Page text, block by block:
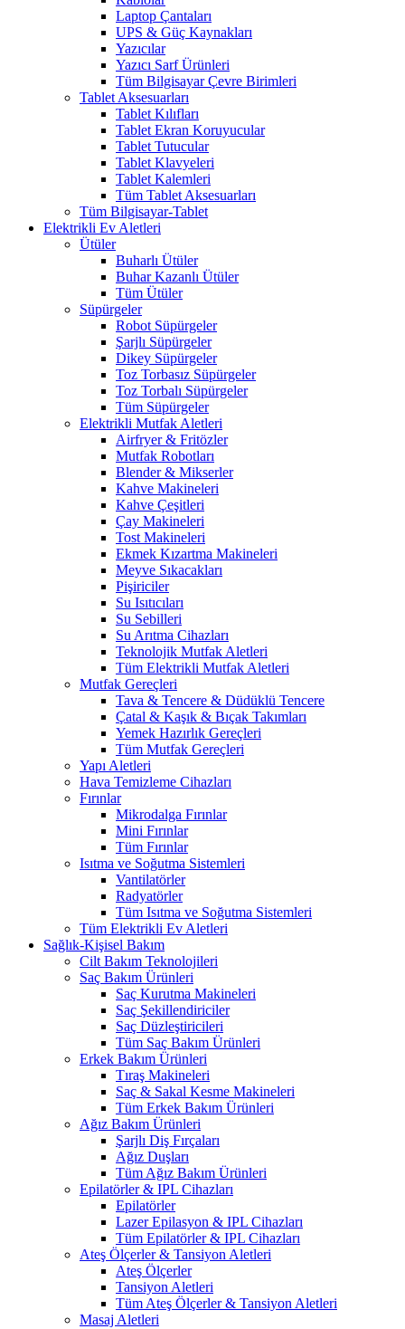
Laptop Çantaları
UPS & Güç Kaynakları
Yazıcılar
Yazıcı Sarf Ürünleri
Tüm Bilgisayar Çevre Birimleri
Tablet Aksesuarları
Tablet Kılıfları
Tablet Ekran Koruyucular
Tablet Tutucular
Tablet Klavyeleri
Tablet Kalemleri
Tüm Tablet Aksesuarları
Tüm Bilgisayar-Tablet
Elektrikli Ev Aletleri
Ütüler
Buharlı Ütüler
Buhar Kazanlı Ütüler
Tüm Ütüler
Süpürgeler
Robot Süpürgeler
Şarjlı Süpürgeler
Dikey Süpürgeler
Toz Torbasız Süpürgeler
Toz Torbalı Süpürgeler
Tüm Süpürgeler
Elektrikli Mutfak Aletleri
Airfryer & Fritözler
Mutfak Robotları
Blender & Mikserler
Kahve Makineleri
Kahve Çeşitleri
Çay Makineleri
Tost Makineleri
Ekmek Kızartma Makineleri
Meyve Sıkacakları
Pişiriciler
Su Isıtıcıları
Su Sebilleri
Su Arıtma Cihazları
Teknolojik Mutfak Aletleri
Tüm Elektrikli Mutfak Aletleri
Mutfak Gereçleri
Tava & Tencere & Düdüklü Tencere
Çatal & Kaşık & Bıçak Takımları
Yemek Hazırlık Gereçleri
Tüm Mutfak Gereçleri
Yapı Aletleri
Hava Temizleme Cihazları
Fırınlar
Mikrodalga Fırınlar
Mini Fırınlar
Tüm Fırınlar
Isıtma ve Soğutma Sistemleri
Vantilatörler
Radyatörler
Tüm Isıtma ve Soğutma Sistemleri
Tüm Elektrikli Ev Aletleri
Sağlık-Kişisel Bakım
Cilt Bakım Teknolojileri
Saç Bakım Ürünleri
Saç Kurutma Makineleri
Saç Şekillendiriciler
Saç Düzleştiricileri
Tüm Saç Bakım Ürünleri
Erkek Bakım Ürünleri
Tıraş Makineleri
Saç & Sakal Kesme Makineleri
Tüm Erkek Bakım Ürünleri
Ağız Bakım Ürünleri
Şarjlı Diş Fırçaları
Ağız Duşları
Tüm Ağız Bakım Ürünleri
Epilatörler & IPL Cihazları
Epilatörler
Lazer Epilasyon & IPL Cihazları
Tüm Epilatörler & IPL Cihazları
Ateş Ölçerler & Tansiyon Aletleri
Ateş Ölçerler
Tansiyon Aletleri
Tüm Ateş Ölçerler & Tansiyon Aletleri
Masaj Aletleri